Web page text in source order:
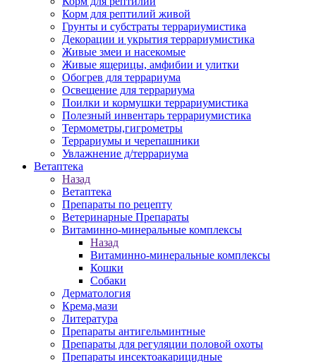
Корм для рептилий живой
Грунты и субстраты террариумистика
Декорации и укрытия террариумистика
Живые змеи и насекомые
Живые ящерицы, амфибии и улитки
Обогрев для террариума
Освещение для террариума
Поилки и кормушки террариумистика
Полезный инвентарь террариумистика
Термометры,гигрометры
Террариумы и черепашники
Увлажнение д/террариума
Ветаптека
Назад
Ветаптека
Препараты по рецепту
Ветеринарные Препараты
Витаминно-минеральные комплексы
Назад
Витаминно-минеральные комплексы
Кошки
Собаки
Дерматология
Крема,мази
Литература
Препараты антигельминтные
Препараты для регуляции половой охоты
Препараты инсектоакарицидные